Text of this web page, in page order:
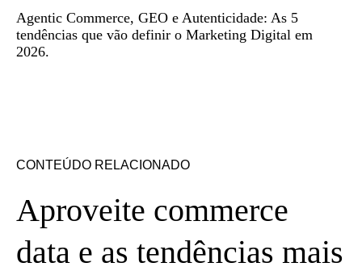
Agentic Commerce, GEO e Autenticidade: As 5
tendências que vão definir o Marketing Digital em
2026.
CONTEÚDO RELACIONADO
Aproveite commerce
data e as tendências mais